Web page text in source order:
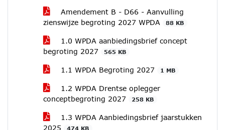
Amendement B - D66 - Aanvulling
zienswijze begroting 2027 WPDA
88 KB
1.0 WPDA aanbiedingsbrief concept
begroting 2027
565 KB
1.1 WPDA Begroting 2027 1 MB
1.2 WPDA Drentse oplegger
conceptbegroting 2027
258 KB
1.3 WPDA Aanbiedingsbrief jaarstukken
2025
474 KB